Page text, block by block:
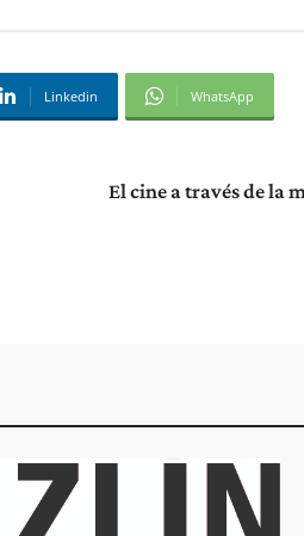
Linkedin WhatsApp
El cine a través de la